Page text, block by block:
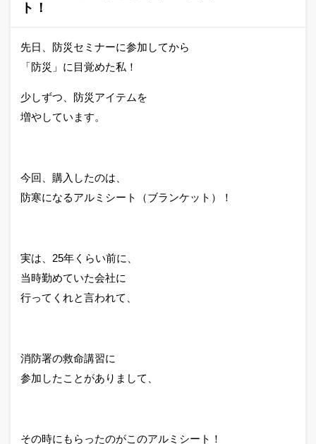
ト！
先日、防災セミナーに参加してから
「防災」に目覚めた私！
少しずつ、防災アイテムを
増やしています。
今回、購入したのは、
防寒になるアルミシート（ブランケット）！
実は、25年くらい前に、
当時勤めていた会社に
行ってくれと言われて、
消防署の救命講習に
参加したことがありまして、
その時にもらったのがこのアルミシート！